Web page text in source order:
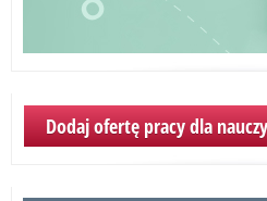
Dodaj ofertę pracy dla